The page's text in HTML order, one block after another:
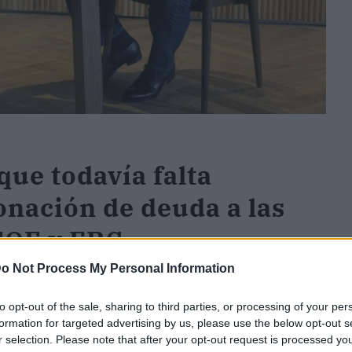
Not Process My Personal Information
opt-out of the sale, sharing to third parties, or processing of your
for targeted advertising by us, please use the below opt-out
selection. Please note that after your opt-out request is processed
todavía falta
de deuda a las
y ERC
la concreción" de la condonación de
entre el PSOE y ERC, ya que, según defiende,
de esta asunción de déficit por parte del